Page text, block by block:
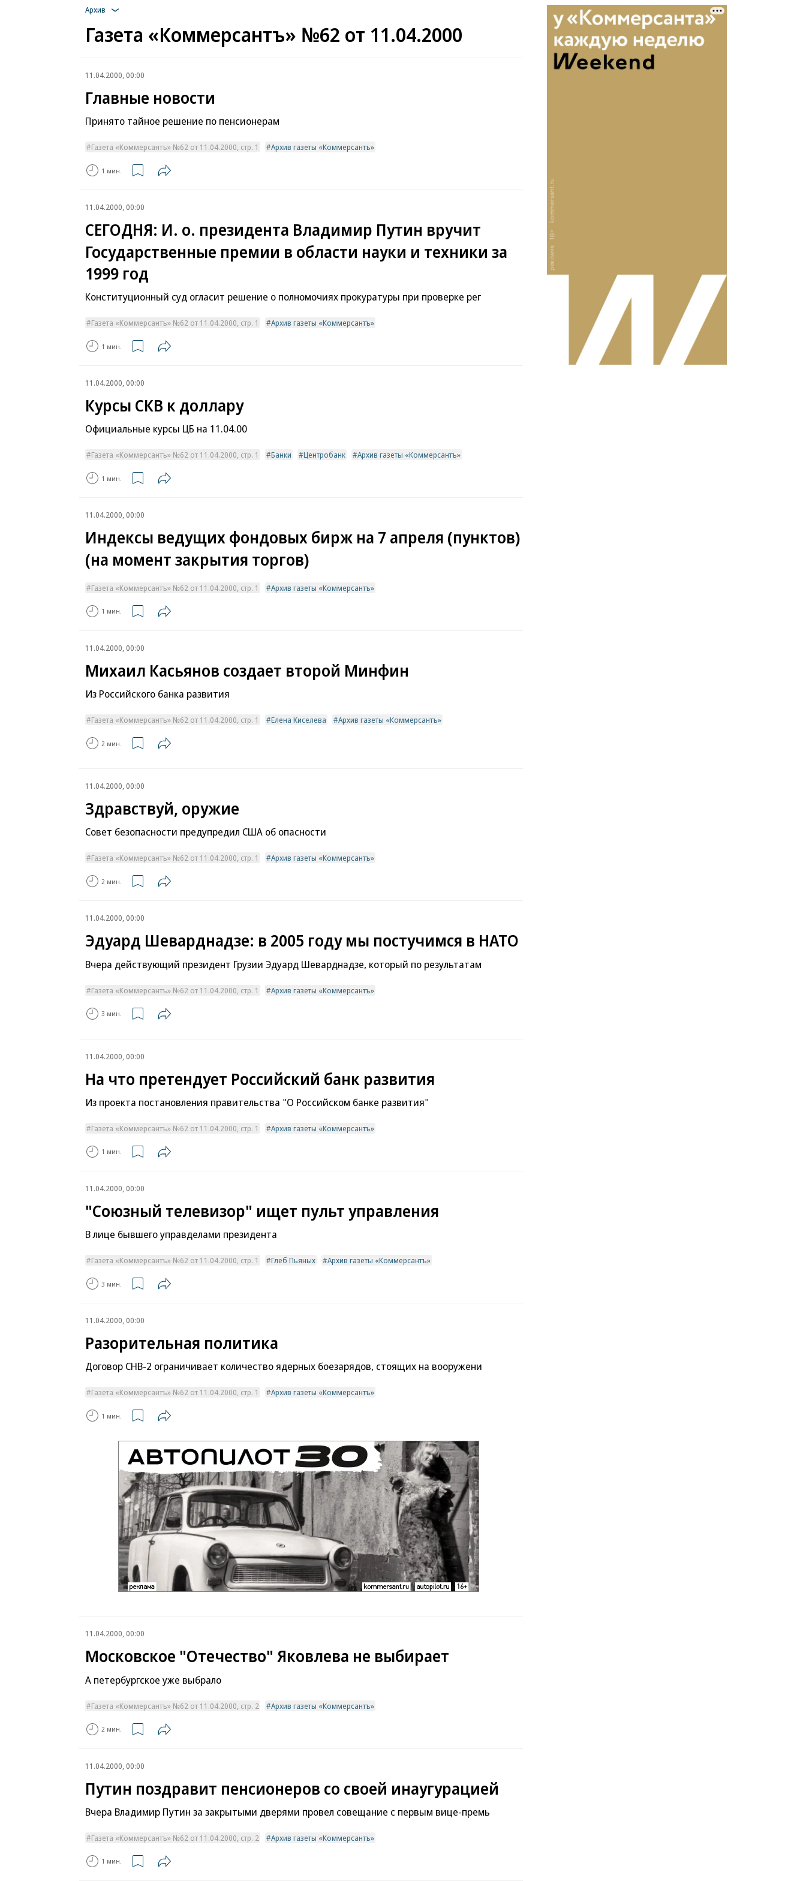
Архив
Газета «Коммерсантъ» №62 от 11.04.2000
11.04.2000, 00:00
Главные новости
Принято тайное решение по пенсионерам
Газета «Коммерсантъ» №62 от 11.04.2000, стр. 1 Архив газеты «Коммерсантъ»
1 мин.
11.04.2000, 00:00
СЕГОДНЯ: И. о. президента Владимир Путин вручит
Государственные премии в области науки и техники за
1999 год
Конституционный суд огласит решение о полномочиях прокуратуры при проверке рег
Газета «Коммерсантъ» №62 от 11.04.2000, стр. 1 Архив газеты «Коммерсантъ»
1 мин.
11.04.2000, 00:00
Курсы СКВ к доллару
Официальные курсы ЦБ на 11.04.00
Газета «Коммерсантъ» №62 от 11.04.2000, стр. 1 Банки Центробанк Архив газеты «Коммерсантъ»
1 мин.
11.04.2000, 00:00
Индексы ведущих фондовых бирж на 7 апреля (пунктов)
(на момент закрытия торгов)
Газета «Коммерсантъ» №62 от 11.04.2000, стр. 1 Архив газеты «Коммерсантъ»
1 мин.
11.04.2000, 00:00
Михаил Касьянов создает второй Минфин
Из Российского банка развития
Газета «Коммерсантъ» №62 от 11.04.2000, стр. 1 Елена Киселева Архив газеты «Коммерсантъ»
2 мин.
11.04.2000, 00:00
Здравствуй, оружие
Совет безопасности предупредил США об опасности
Газета «Коммерсантъ» №62 от 11.04.2000, стр. 1 Архив газеты «Коммерсантъ»
2 мин.
11.04.2000, 00:00
Эдуард Шеварднадзе: в 2005 году мы постучимся в НАТО
Вчера действующий президент Грузии Эдуард Шеварднадзе, который по результатам
Газета «Коммерсантъ» №62 от 11.04.2000, стр. 1 Архив газеты «Коммерсантъ»
3 мин.
11.04.2000, 00:00
На что претендует Российский банк развития
Из проекта постановления правительства "О Российском банке развития"
Газета «Коммерсантъ» №62 от 11.04.2000, стр. 1 Архив газеты «Коммерсантъ»
1 мин.
11.04.2000, 00:00
"Союзный телевизор" ищет пульт управления
В лице бывшего управделами президента
Газета «Коммерсантъ» №62 от 11.04.2000, стр. 1 Глеб Пьяных Архив газеты «Коммерсантъ»
3 мин.
11.04.2000, 00:00
Разорительная политика
Договор СНВ-2 ограничивает количество ядерных боезарядов, стоящих на вооружени
Газета «Коммерсантъ» №62 от 11.04.2000, стр. 1 Архив газеты «Коммерсантъ»
1 мин.
11.04.2000, 00:00
Московское "Отечество" Яковлева не выбирает
А петербургское уже выбрало
Газета «Коммерсантъ» №62 от 11.04.2000, стр. 2 Архив газеты «Коммерсантъ»
2 мин.
11.04.2000, 00:00
Путин поздравит пенсионеров со своей инаугурацией
Вчера Владимир Путин за закрытыми дверями провел совещание с первым вице-премь
Газета «Коммерсантъ» №62 от 11.04.2000, стр. 2 Архив газеты «Коммерсантъ»
1 мин.